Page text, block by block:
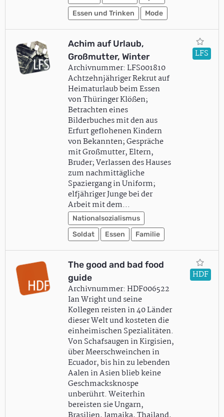
Essen und Trinken
Mode
Achim auf Urlaub,
Großmutter, Winter
Archivnummer: LFS001810
Achtzehnjähriger Rekrut auf
Heimaturlaub beim Essen
von Thüringer Klößen;
Betrachten eines
Bilderbuches mit den aus
Erfurt geflohenen Kindern
von Bekannten; Gespräche
mit Großmutter, Eltern,
Bruder; Verlassen des Hauses
zum nachmittägliche
Spaziergang in Uniform;
elfjähriger Junge bei der
Arbeit mit dem…
Nationalsozialismus
Soldat
Essen Familie
LFS
The good and bad food
guide
Archivnummer: HDF006522
Ian Wright und seine
Kollegen reisten in 40 Länder
dieser Welt und kosteten die
einheimischen Spezialitäten.
Von Schafsaugen in Kirgisien,
über Meerschweinchen in
Ecuador, bis hin zu lebenden
Aalen in Asien blieb keine
Geschmacksknospe
unberührt. Weiterhin
bereisten sie Ungarn,
HDF